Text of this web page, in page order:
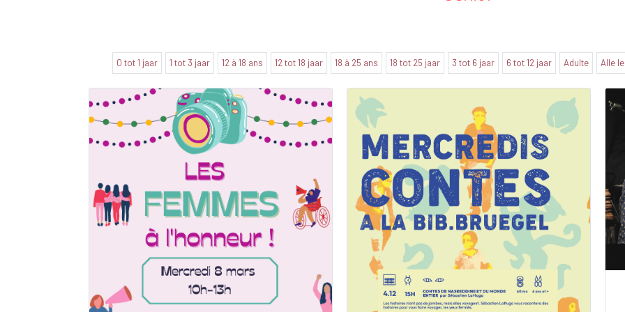
0 tot 1 jaar 1 tot 3 jaar 12 à 18 ans 12 tot 18 jaar 18 à 25 ans 18 tot 25 jaar 3 tot 6 jaar 6 tot 12 jaar Adulte Alle